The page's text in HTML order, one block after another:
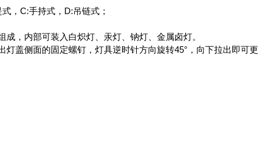
，C:手持式，D:吊链式；
，内部可装入白炽灯、汞灯、钠灯、金属卤灯。
盖侧面的固定螺钉，灯具逆时针方向旋转45°，向下拉出即可更